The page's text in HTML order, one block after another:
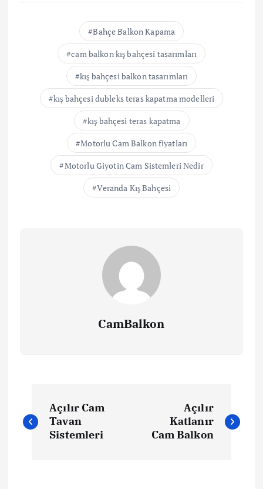
Bahçe Balkon Kapama
cam balkon kış bahçesi tasarımları
kış bahçesi balkon tasarımları
kış bahçesi dubleks teras kapatma modelleri
kış bahçesi teras kapatma
Motorlu Cam Balkon fiyatları
Motorlu Giyotin Cam Sistemleri Nedir
Veranda Kış Bahçesi
CamBalkon
a
Açılır Cam
Tavan
Sistemleri
Açılır
Katlanır
Cam Balkon